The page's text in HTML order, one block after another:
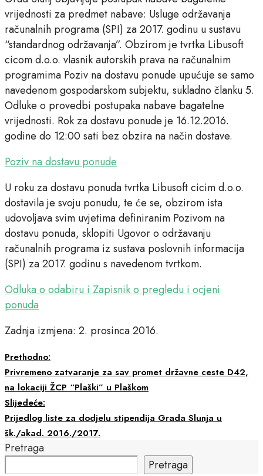
vrijednosti za predmet nabave: Usluge održavanja
računalnih programa (SPI) za 2017. godinu u sustavu
“standardnog održavanja”. Obzirom je tvrtka Libusoft
cicom d.o.o. vlasnik autorskih prava na računalnim
programima Poziv na dostavu ponude upućuje se samo
navedenom gospodarskom subjektu, sukladno članku 5.
Odluke o provedbi postupaka nabave bagatelne
vrijednosti. Rok za dostavu ponude je 16.12.2016.
godine do 12:00 sati bez obzira na način dostave.
Poziv na dostavu ponude
U roku za dostavu ponuda tvrtka Libusoft cicim d.o.o.
dostavila je svoju ponudu, te će se, obzirom ista
udovoljava svim uvjetima definiranim Pozivom na
dostavu ponuda, sklopiti Ugovor o održavanju
računalnih programa iz sustava poslovnih informacija
(SPI) za 2017. godinu s navedenom tvrtkom.
Odluka o odabiru i Zapisnik o pregledu i ocjeni
ponuda
Zadnja izmjena: 2. prosinca 2016.
Prethodno:
Privremeno zatvaranje za sav promet državne ceste D42,
na lokaciji ŽCP “Plaški” u Plaškom
Slijedeće:
Prijedlog liste za dodjelu stipendija Grada Slunja u
šk./akad. 2016./2017.
Pretraga
Pretraga